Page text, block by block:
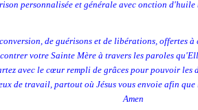
personnalisée et générale avec onction d'huile
de guérisons et de libérations, offertes à
votre Sainte Mère à travers les paroles
avec le cœur rempli de grâces pour pouvoir les
de travail, partout où Jésus vous envoie afin que
Amen